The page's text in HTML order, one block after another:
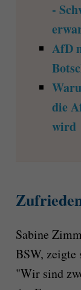
-
AfD
die
wird
Sabine
BSW,
"Wir sind